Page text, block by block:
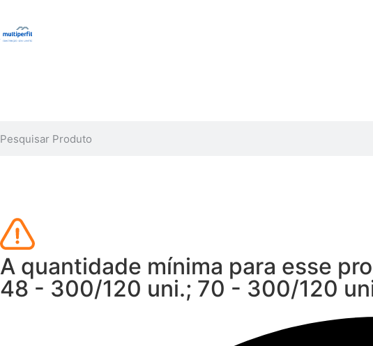
A quantidade mínima para esse
48 - 300/120 uni.; 70 - 300/120